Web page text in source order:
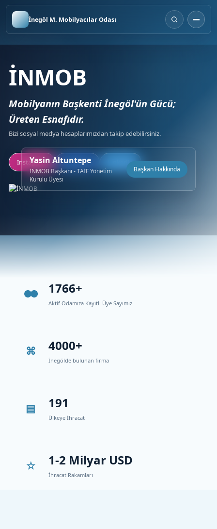
İnegöl M. Mobilyacılar Odası
İNMOB
Mobilyanın Başkenti İnegöl'ün Gücü;
Üreten Esnafıdır.
Bizi sosyal medya hesaplarımızdan takip edebilirsiniz.
Instagram Facebook LinkedIn
Yasin Altuntepe
İNMOB Başkanı - TAİF Yönetim
Kurulu Üyesi
Başkan Hakkında
1766+
Aktif Odamıza Kayıtlı Üye Sayımız
4000+
İnegölde bulunan firma
191
Ülkeye İhracat
1-2 Milyar USD
İhracat Rakamları